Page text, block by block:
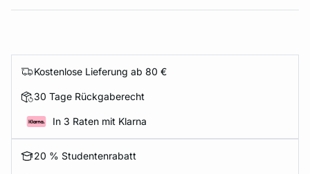
Kostenlose Lieferung ab 80 €
30 Tage Rückgaberecht
In 3 Raten mit Klarna
20 % Studentenrabatt